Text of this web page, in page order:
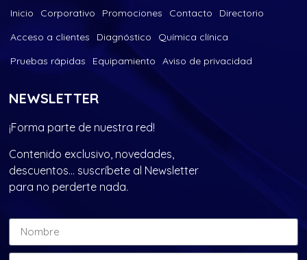
Inicio Corporativo Promociones Contacto
Directorio
Acceso a clientes
Diagnóstico
Química clínica
Pruebas rápidas
Equipamiento Aviso de privacidad
NEWSLETTER
¡Forma parte de nuestra red!
Contenido exclusivo, novedades,
descuentos… suscríbete al Newsletter
para no perderte nada.